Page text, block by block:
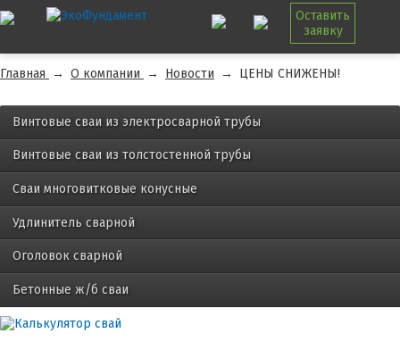
Оставить
заявку
Главная → О компании → Новости → ЦЕНЫ СНИЖЕНЫ!
Винтовые сваи из электросварной трубы
Винтовые сваи из толстостенной трубы
Сваи многовитковые конусные
Удлинитель сварной
Оголовок сварной
Бетонные ж/б сваи